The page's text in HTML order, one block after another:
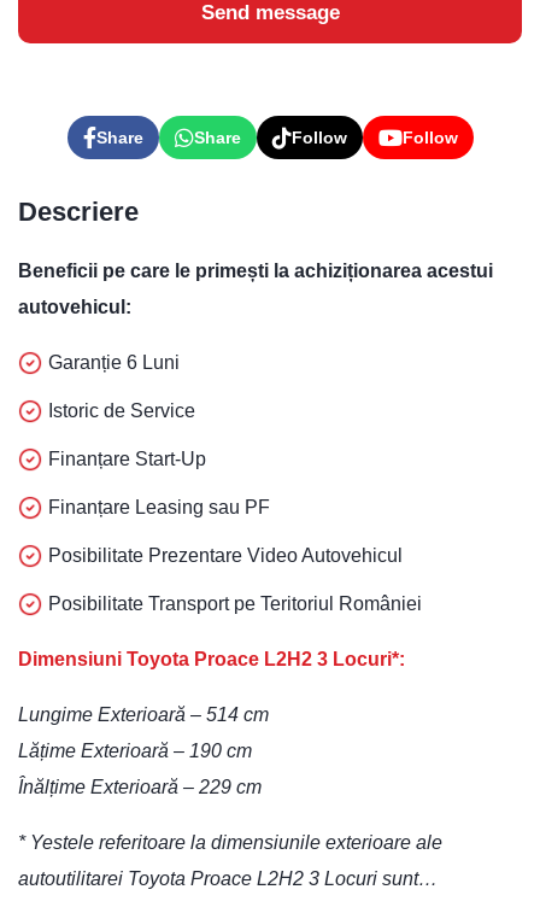
Send message
Share Share Follow Follow
Descriere
Beneficii pe care le primești la achiziționarea acestui
autovehicul:
Garanție 6 Luni
Istoric de Service
Finanțare Start-Up
Finanțare Leasing sau PF
Posibilitate Prezentare Video Autovehicul
Posibilitate Transport pe Teritoriul României
Dimensiuni Toyota Proace L2H2 3 Locuri*:
Lungime Exterioară – 514 cm
Lățime Exterioară – 190 cm
Înălțime Exterioară – 229 cm
* Yestele referitoare la dimensiunile exterioare ale
autoutilitarei Toyota Proace L2H2 3 Locuri sunt…